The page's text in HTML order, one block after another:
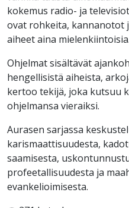
kokemus radio- ja
ovat rohkeita, kannanotot
aiheet aina mielenkiintoisia.
Ohjelmat sisältävät
hengellisistä aiheista,
kertoo tekijä, joka kutsuu
ohjelmansa vieraiksi.
Aurasen sarjassa
karismaattisuudesta,
saamisesta,
profeetallisuudesta ja
evankelioimisesta.